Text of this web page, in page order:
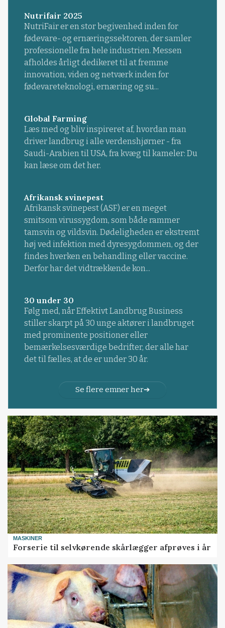
Nutrifair 2025
NutriFair er en stor begivenhed inden for
fødevare- og ernæringssektoren, der samler
professionelle fra hele industrien. Messen
afholdes årligt dedikeret til at fremme
innovation, viden og netværk inden for
fødevareteknologi, ernæring og su...
Global Farming
Læs med og bliv inspireret af, hvordan man
driver landbrug i alle verdenshjørner - fra
Saudi-Arabien til USA, fra kvæg til kameler: Du
kan læse om det her.
Afrikansk svinepest
Afrikansk svinepest (ASF) er en meget
smitsom virussygdom, som både rammer
tamsvin og vildsvin. Dødeligheden er ekstremt
høj ved infektion med dyresygdommen, og der
findes hverken en behandling eller vaccine.
Derfor har det vidtrækkende kon...
30 under 30
Følg med, når Effektivt Landbrug Business
stiller skarpt på 30 unge aktører i landbruget
med prominente positioner eller
bemærkelsesværdige bedrifter, der alle har
det til fælles, at de er under 30 år.
Se flere emner her
MASKINER
Forserie til selvkørende skårlægger afprøves i år